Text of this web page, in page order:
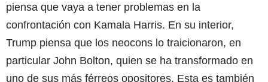
piensa que vaya a tener problemas en la
confrontación con Kamala Harris. En su interior,
Trump piensa que los neocons lo traicionaron, en
particular John Bolton, quien se ha transformado en
uno de sus más férreos opositores. Esta es también